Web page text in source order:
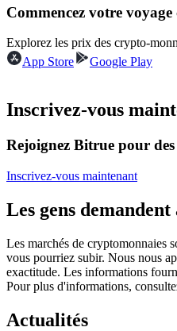
Produits dérivés sur
Futures USDC
Futures utilisant l'USDC
Commencez votre
Explorez les prix des crypto-
App Store
Google Play
Inscrivez-vous
Rejoignez Bitrue pour des
Inscrivez-vous maintenant
Les gens
Les marchés de cryptomonnaies
vous pourriez subir. Nous nous
exactitude. Les informations
Pour plus d'informations,
Actualités